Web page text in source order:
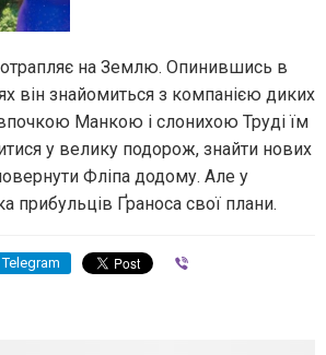
на Землю. Опинившись в
він знайомиться з компанією диких
Манкою і слонихою Труді їм
у велику подорож, знайти нових
Фліпа додому. Але у
прибульців Ґраноса свої плани.
Telegram